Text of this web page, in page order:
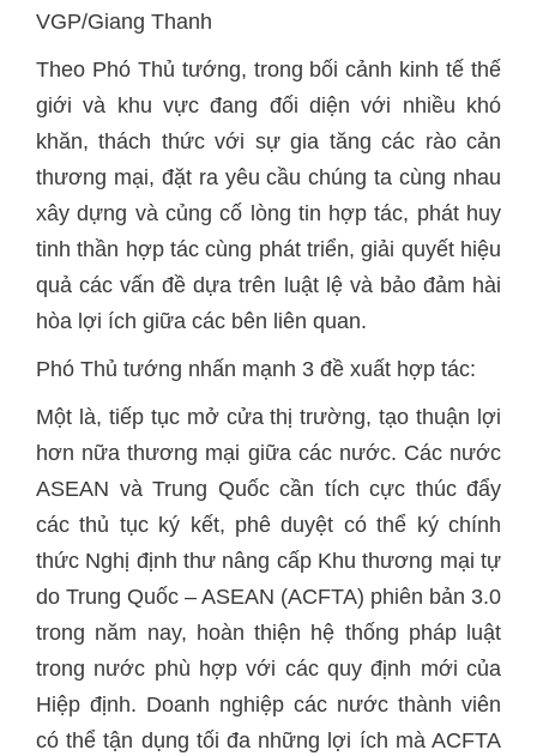
VGP/Giang Thanh
Theo Phó Thủ tướng, trong bối cảnh kinh tế thế
giới và khu vực đang đối diện với nhiều khó
khăn, thách thức với sự gia tăng các rào cản
thương mại, đặt ra yêu cầu chúng ta cùng nhau
xây dựng và củng cố lòng tin hợp tác, phát huy
tinh thần hợp tác cùng phát triển, giải quyết hiệu
quả các vấn đề dựa trên luật lệ và bảo đảm hài
hòa lợi ích giữa các bên liên quan.
Phó Thủ tướng nhấn mạnh 3 đề xuất hợp tác:
Một là, tiếp tục mở cửa thị trường, tạo thuận lợi
hơn nữa thương mại giữa các nước. Các nước
ASEAN và Trung Quốc cần tích cực thúc đẩy
các thủ tục ký kết, phê duyệt có thể ký chính
thức Nghị định thư nâng cấp Khu thương mại tự
do Trung Quốc – ASEAN (ACFTA) phiên bản 3.0
trong năm nay, hoàn thiện hệ thống pháp luật
trong nước phù hợp với các quy định mới của
Hiệp định. Doanh nghiệp các nước thành viên
có thể tận dụng tối đa những lợi ích mà ACFTA